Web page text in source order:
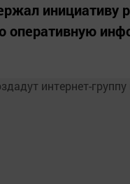
инициативу
оперативную